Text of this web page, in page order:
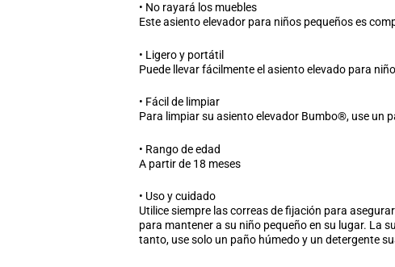
• No rayará los muebles
Este asiento elevador para niños pequeños es
• Ligero y portátil
Puede llevar fácilmente el asiento elevado para
• Fácil de limpiar
Para limpiar su asiento elevador Bumbo®, use un
• Rango de edad
A partir de 18 meses
• Uso y cuidado
Utilice siempre las correas de fijación para
para mantener a su niño pequeño en su lugar. La
tanto, use solo un paño húmedo y un detergente